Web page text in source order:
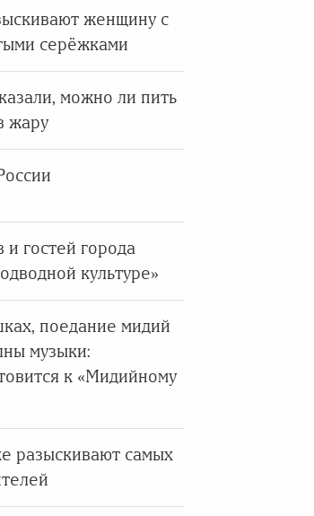
женщину с
серёжками
можно ли пить
жару
и гостей города
культуре»
поедание мидий
музыки:
к «Мидийному
разыскивают самых